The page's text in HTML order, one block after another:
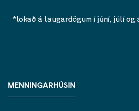
*lokað á laugardögum í júní, júlí og
MENNINGARHÚSIN